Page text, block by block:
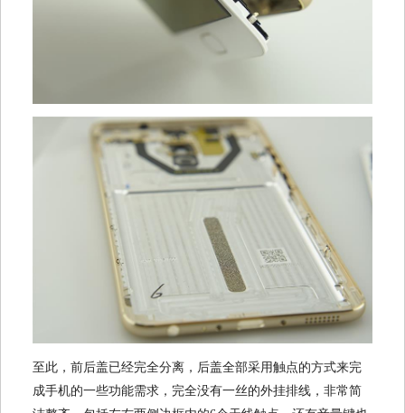
至此，前后盖已经完全分离，后盖全部采用触点的方式来完
成手机的一些功能需求，完全没有一丝的外挂排线，非常简